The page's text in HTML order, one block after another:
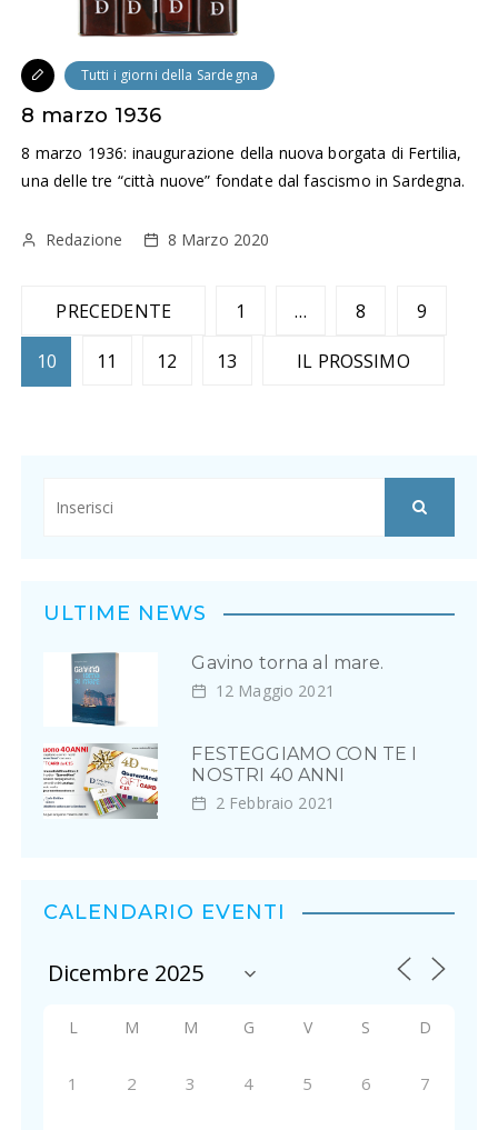
Tutti i giorni della Sardegna
8 marzo 1936
8 marzo 1936: inaugurazione della nuova borgata di Fertilia,
una delle tre “città nuove” fondate dal fascismo in Sardegna.
Redazione 8 Marzo 2020
a
v
PRECEDENTE 1 … 8 9
10 11 12 13 IL PROSSIMO
ULTIME NEWS
Gavino torna al mare.
12 Maggio 2021
FESTEGGIAMO CON TE I
NOSTRI 40 ANNI
2 Febbraio 2021
CALENDARIO EVENTI
L M M G V S D
1 2 3 4 5 6 7